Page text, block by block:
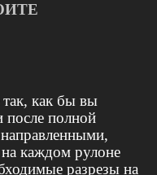
как бы вы
после полной
каждом рулоне
разрезы на